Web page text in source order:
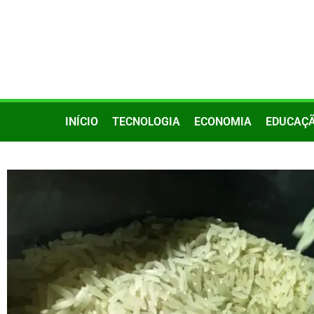
INÍCIO TECNOLOGIA ECONOMIA